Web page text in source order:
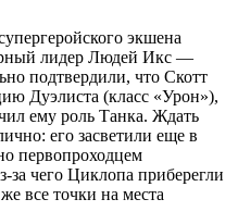
экшена
лидер Людей Икс —
подтвердили, что Скотт
Дуэлиста (класс «Урон»),
ему роль Танка. Ждать
его засветили еще в
первопроходцем
за чего Циклопа приберегли
все точки на места